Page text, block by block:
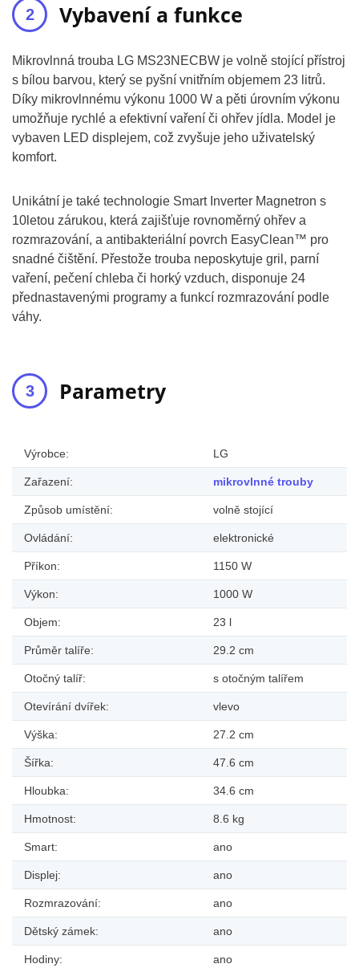
Vybavení a funkce
Mikrovlnná trouba LG MS23NECBW je volně stojící přístroj
s bílou barvou, který se pyšní vnitřním objemem 23 litrů.
Díky mikrovlnnému výkonu 1000 W a pěti úrovním výkonu
umožňuje rychlé a efektivní vaření či ohřev jídla. Model je
vybaven LED displejem, což zvyšuje jeho uživatelský
komfort.
Unikátní je také technologie Smart Inverter Magnetron s
10letou zárukou, která zajišťuje rovnoměrný ohřev a
rozmrazování, a antibakteriální povrch EasyClean™ pro
snadné čištění. Přestože trouba neposkytuje gril, parní
vaření, pečení chleba či horký vzduch, disponuje 24
přednastavenými programy a funkcí rozmrazování podle
váhy.
Parametry
Výrobce: LG
Zařazení: mikrovlnné trouby
Způsob umístění: volně stojící
Ovládání: elektronické
Příkon: 1150 W
Výkon: 1000 W
Objem: 23 l
Průměr talíře: 29.2 cm
Otočný talíř: s otočným talířem
Otevírání dvířek: vlevo
Výška: 27.2 cm
Šířka: 47.6 cm
Hloubka: 34.6 cm
Hmotnost: 8.6 kg
Smart: ano
Displej: ano
Rozmrazování: ano
Dětský zámek: ano
Hodiny: ano